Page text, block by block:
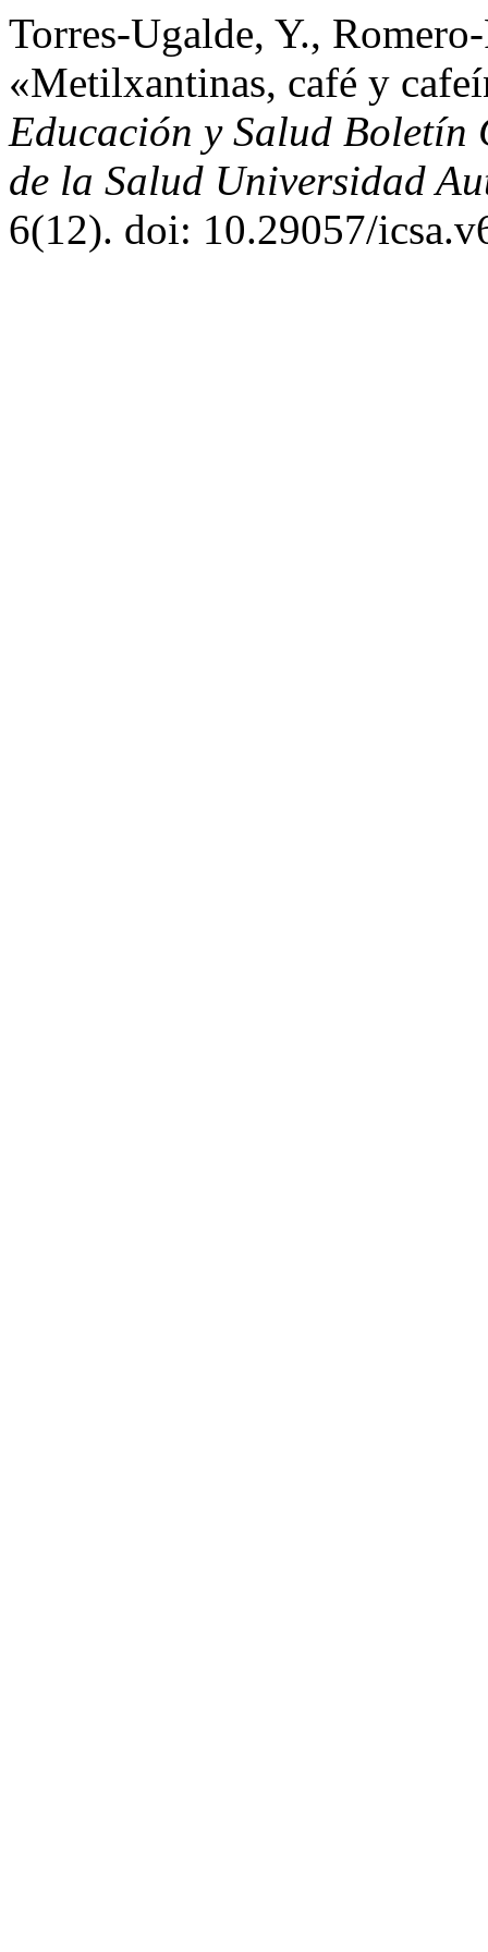
Torres-Ugalde, Y.,
«Metilxantinas, café y
Educación y Salud
de la Salud Universidad
6(12). doi: 10.29057/